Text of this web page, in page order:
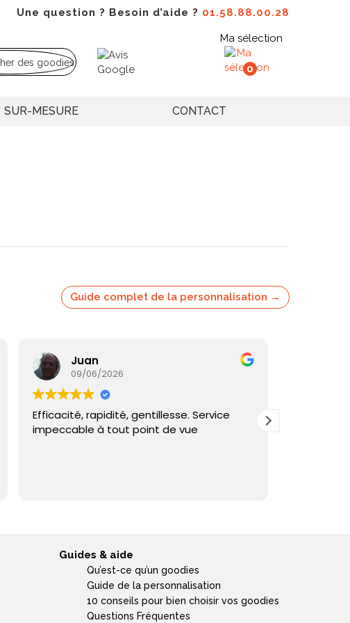
Une question ? Besoin d’aide ? 01.58.88.00.28
Ma sélection
0
SUR-MESURE CONTACT
Guide complet de la personnalisation →
Juan
09/06/2026
Efficacité, rapidité, gentillesse. Service
impeccable à tout point de vue
Guides & aide
Qu’est-ce qu’un goodies
Guide de la personnalisation
10 conseils pour bien choisir vos goodies
Questions Fréquentes